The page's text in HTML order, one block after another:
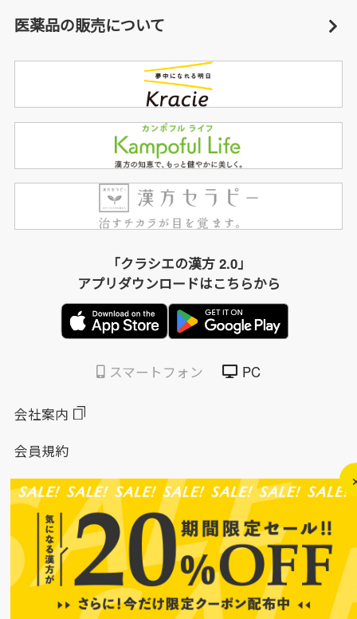
医薬品の販売について
「クラシエの漢方 2.0」
アプリダウンロードはこちらから
スマートフォン PC
会社案内
会員規約
個人情報保護方針
特定商取引法に基づく表示
このサイトについて
ソーシャルメディアポリシー